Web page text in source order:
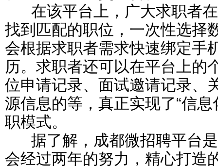
在该平台上，广大求职者在
找到匹配的职位，一次性选择
会根据求职者需求快速绑定手
历。求职者还可以在平台上的
位申请记录、面试邀请记录、
源信息的等，真正实现了“信
职模式。
据了解，成都微招聘平台是
会经过两年的努力，精心打造